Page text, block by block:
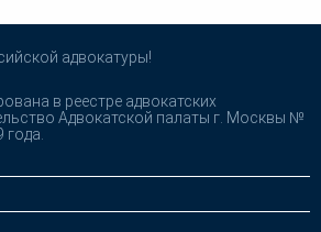
адвокатуры!
в реестре адвокатских
Адвокатской палаты г. Москвы №